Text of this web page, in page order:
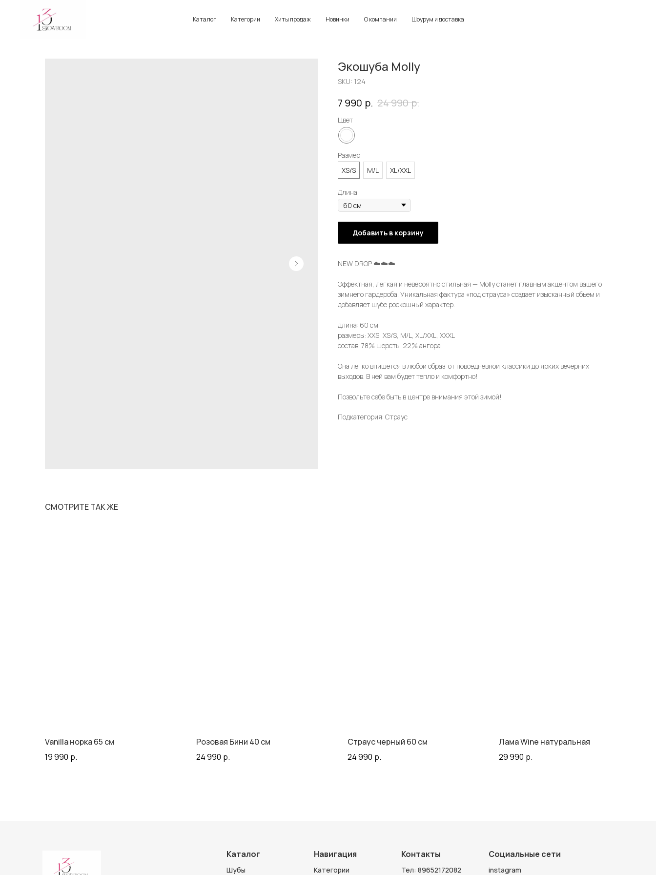
Каталог Категории Хиты продаж Новинки О компании Шоурум и доставка
Экошуба Molly
SKU: 124
7 990 р. 24 990 р.
Цвет
Размер
XS/S
M/L XL/XXL
Длина
Добавить в корзину
NEW DROP ☁️☁️☁️
Эффектная, легкая и невероятно стильная — Molly станет главным акцентом вашего
зимнего гардероба. Уникальная фактура «под страуса» создает изысканный объем и
добавляет шубе роскошный характер.
длина: 60 см
размеры: XXS, XS/S, M/L, XL/XXL, XXXL
состав: 78% шерсть, 22% ангора
Она легко впишется в любой образ: от повседневной классики до ярких вечерних
выходов. В ней вам будет тепло и комфортно!
Позвольте себе быть в центре внимания этой зимой!
Подкатегория: Страус
СМОТРИТЕ ТАК ЖЕ
Vanilla норка 65 см
19 990 р.
Розовая Бини 40 см
24 990 р.
Страус черный 60 см
24 990 р.
Лама Wine натуральная
29 990 р.
Каталог
Шубы
Навигация
Категории
Контакты
Тел: 89652172082
Социальные сети
instagram